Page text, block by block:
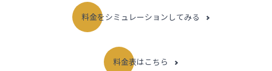
料金をシミュレーションしてみる
料金表はこちら